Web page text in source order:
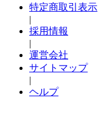
特定商取引表示
|
採用情報
|
運営会社
サイトマップ
|
ヘルプ